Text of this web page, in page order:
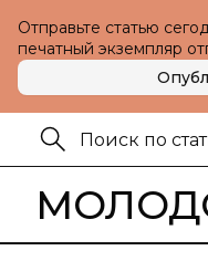
Отправьте статью
печатный экземпляр